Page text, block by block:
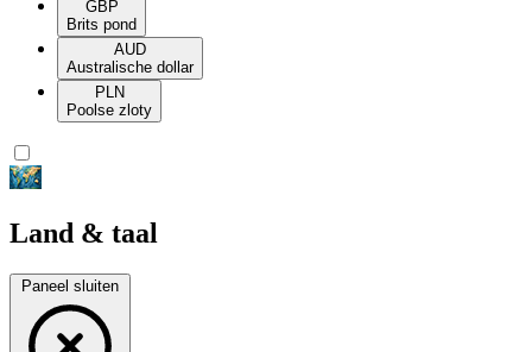
GBP
Brits pond
AUD
Australische dollar
PLN
Poolse zloty
Land & taal
Paneel sluiten